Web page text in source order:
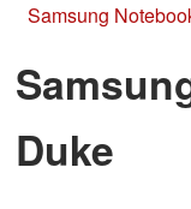
Samsung
Duke